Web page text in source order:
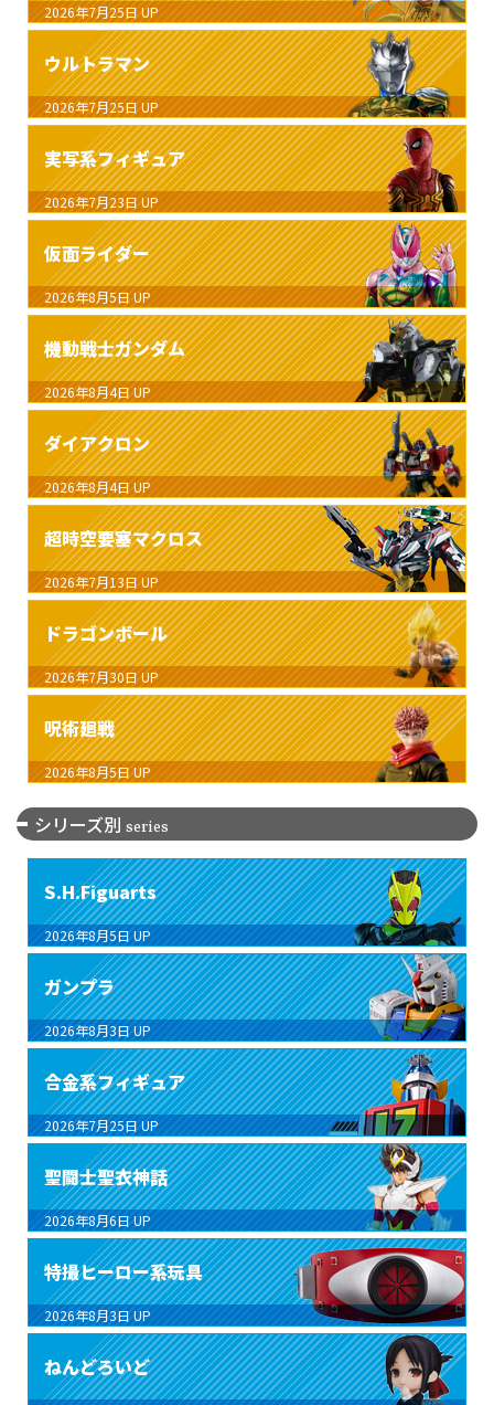
2026年7月25日 UP
ウルトラマン
2026年7月25日 UP
実写系フィギュア
2026年7月23日 UP
仮面ライダー
2026年8月5日 UP
機動戦士ガンダム
2026年8月4日 UP
ダイアクロン
2026年8月4日 UP
超時空要塞マクロス
2026年7月13日 UP
ドラゴンボール
2026年7月30日 UP
呪術廻戦
2026年8月5日 UP
シリーズ別 series
S.H.Figuarts
2026年8月5日 UP
ガンプラ
2026年8月3日 UP
合金系フィギュア
2026年7月25日 UP
聖闘士聖衣神話
2026年8月6日 UP
特撮ヒーロー系玩具
2026年8月3日 UP
ねんどろいど